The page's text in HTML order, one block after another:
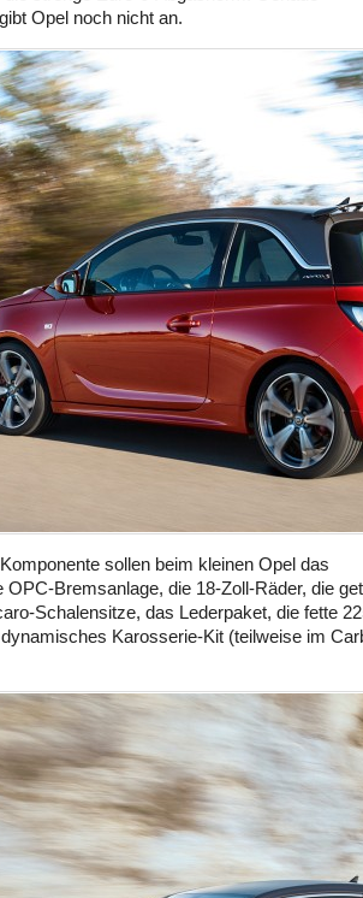
Opel noch nicht an.
sollen beim kleinen Opel das
OPC-Bremsanlage, die 18-Zoll-Räder, die
Schalensitze, das Lederpaket, die fette
Karosserie-Kit (teilweise im